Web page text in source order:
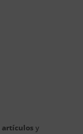
artículos y